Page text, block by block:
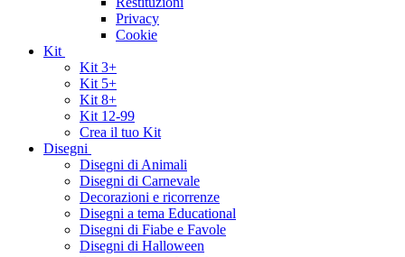
Privacy
Cookie
Kit
Kit 3+
Kit 5+
Kit 8+
Kit 12-99
Crea il tuo Kit
Disegni
Disegni di Animali
Disegni di Carnevale
Decorazioni e ricorrenze
Disegni a tema Educational
Disegni di Fiabe e Favole
Disegni di Halloween